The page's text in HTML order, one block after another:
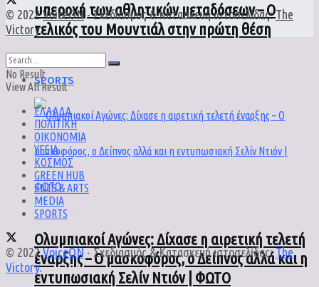
υπεροχή των αθλητικών μεταδόσεων – Ο
τελικός του Μουντιάλ στην πρώτη θέση
SPORTS
Ολυμπιακοί Αγώνες: Δίχασε η αιρετική τελετή
έναρξης – Ο μασκοφόρος, ο Δείπνος αλλά και η
εντυπωσιακή Σελίν Ντιόν | ΦΩΤΟ
© 2022VoiceON- Σχεδιασμός & Κατασκευή ιστοσελίδας:The
Victory.
No Result
View All Result
ΕΛΛΑΔΑ
ΠΟΛΙΤΙΚΗ
ΟΙΚΟΝΟΜΙΑ
ΥΓΕΙΑ
ΚΟΣΜΟΣ
GREEN HUB
ENTS & ARTS
MEDIA
SPORTS
© 2022VoiceON- Σχεδιασμός & Κατασκευή ιστοσελίδας:The
Victory.